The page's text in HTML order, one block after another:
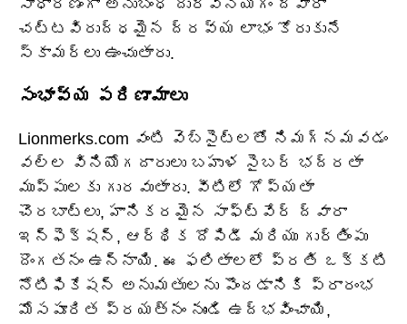
సాధారణంగా అనుబంధ దుర్వినియోగం ద్వారా
చట్టవిరుద్ధమైన ద్రవ్య లాభం కోరుకునే
స్కామర్లు ఉంచుతారు.
సంభావ్య పరిణామాలు
Lionmerks.com వంటి వెబ్‌సైట్‌లతో నిమగ్నమవడం
వల్ల వినియోగదారులు బహుళ సైబర్ భద్రతా
ముప్పులకు గురవుతారు. వీటిలో గోప్యతా
చొరబాట్లు, హానికరమైన సాఫ్ట్‌వేర్ ద్వారా
ఇన్ఫెక్షన్, ఆర్థిక దోపిడీ మరియు గుర్తింపు
దొంగతనం ఉన్నాయి. ఈ ఫలితాలలో ప్రతి ఒక్కటి
నోటిఫికేషన్ అనుమతులను పొందడానికి ప్రారంభ
మోసపూరిత ప్రయత్నం నుండి ఉద్భవించాయి,